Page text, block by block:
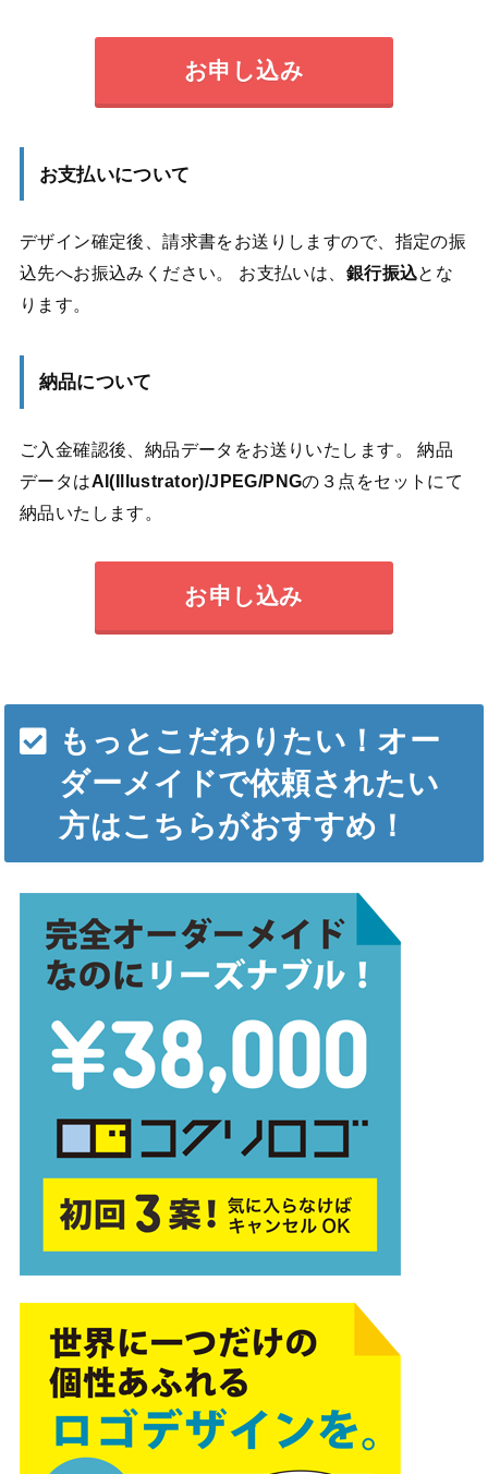
お申し込み
お支払いについて
デザイン確定後、請求書をお送りしますので、指定の振
込先へお振込みください。 お支払いは、 銀行振込とな
ります。
納品について
ご入金確認後、納品データをお送りいたします。 納品
データはAI(Illustrator)/JPEG/PNGの３点をセットにて
納品いたします。
お申し込み
もっとこだわりたい！オー
ダーメイドで依頼されたい
方はこちらがおすすめ！